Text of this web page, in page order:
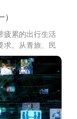
疲累的出行生活
求。从青旅、民
差异，如何脱离